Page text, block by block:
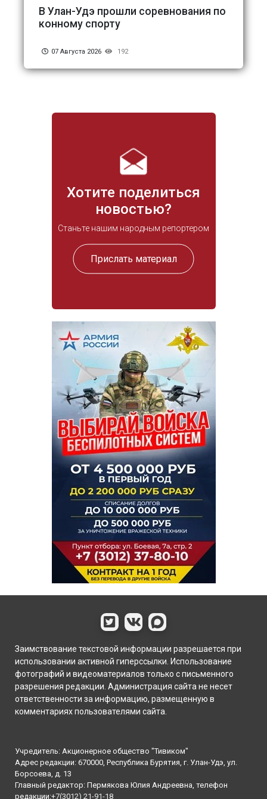
Хотите поделиться
новостью?
Станьте нашим народным репортером
Прислать материал
В Улан-Удэ прошли соревнования по
конному спорту
07 Августа 2026 192
Заимствование текстовой информации разрешается при
использовании активной гиперссылки. Использование
фотографий и видеоматериалов только с письменного
разрешения редакции. Администрация сайта не несет
ответственности за информацию, размещенную в
комментариях пользователями сайта.
Учредитель: Акционерное общество "Тивиком"
Адрес редакции: 670000, Республика Бурятия, г. Улан-Удэ, ул.
Борсоева, д. 13
Главный редактор: Пермякова Юлия Андреевна, телефон
редакции:+7(3012) 21-91-18